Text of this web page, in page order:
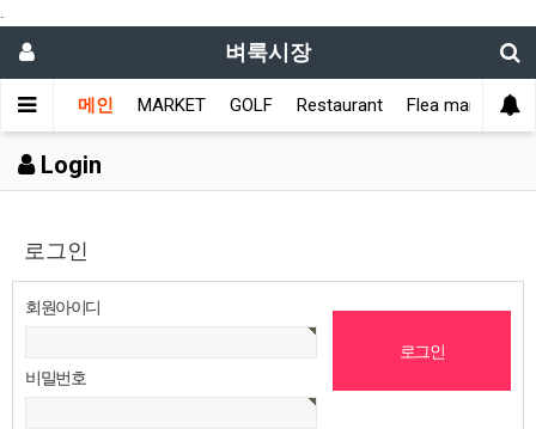
.
벼룩시장
메인 MARKET GOLF Restaurant Flea market
Login
로그인
회원아이디
비밀번호